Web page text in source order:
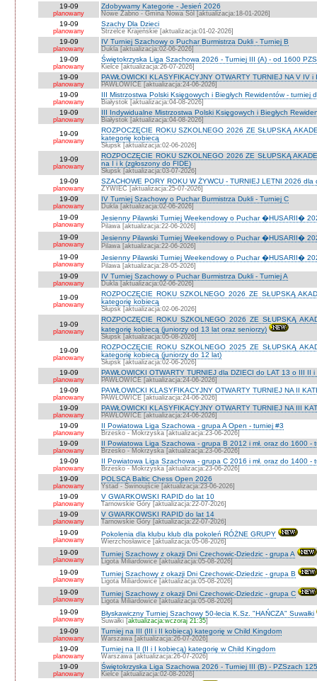
19-09
planowany
Zdobywamy Kategorie - Jesień 2026
Nowe Żabno - Gmina Nowa Sól [aktualizacja:18-01-2026]
19-09
planowany
Szachy Dla Dzieci
Strzelce Krajeńskie [aktualizacja:01-02-2026]
19-09
planowany
IV Turniej Szachowy o Puchar Burmistrza Dukli - Turniej B
Dukla [aktualizacja:02-06-2026]
19-09
planowany
Świętokrzyska Liga Szachowa 2026 - Turniej III (A) - od 1600
Kielce [aktualizacja:26-07-2026]
19-09
planowany
PAWŁOWICKI KLASYFIKACYJNY OTWARTY TURNIEJ NA V IV i
PAWŁOWICE [aktualizacja:24-06-2026]
19-09
planowany
III Mistrzostwa Polski Księgowych i Biegłych Rewidentów - turniej
Białystok [aktualizacja:04-08-2026]
19-09
planowany
III Indywidualne Mistrzostwa Polski Księgowych i Biegłych
Białystok [aktualizacja:04-08-2026]
19-09
planowany
ROZPOCZĘCIE ROKU SZKOLNEGO 2026 ZE SŁUPSKĄ
kategorię kobiecą
Słupsk [aktualizacja:02-06-2026]
19-09
planowany
ROZPOCZĘCIE ROKU SZKOLNEGO 2026 ZE SŁUPSKĄ
na I i k (zgłoszony do FIDE)
Słupsk [aktualizacja:03-07-2026]
19-09
planowany
SZACHOWE PORY ROKU W ŻYWCU - TURNIEJ LETNI 2026 dla
ŻYWIEC [aktualizacja:25-07-2026]
19-09
planowany
IV Turniej Szachowy o Puchar Burmistrza Dukli - Turniej C
Dukla [aktualizacja:02-06-2026]
19-09
planowany
Jesienny Pilawski Turniej Weekendowy o Puchar �HUSARII�
Pilawa [aktualizacja:22-06-2026]
19-09
planowany
Jesienny Pilawski Turniej Weekendowy o Puchar �HUSARII�
Pilawa [aktualizacja:22-06-2026]
19-09
planowany
Jesienny Pilawski Turniej Weekendowy o Puchar �HUSARII�
Pilawa [aktualizacja:28-05-2026]
19-09
planowany
IV Turniej Szachowy o Puchar Burmistrza Dukli - Turniej A
Dukla [aktualizacja:02-06-2026]
19-09
planowany
ROZPOCZĘCIE ROKU SZKOLNEGO 2026 ZE SŁUPSKĄ
kategorię kobiecą
Słupsk [aktualizacja:02-06-2026]
19-09
planowany
ROZPOCZĘCIE ROKU SZKOLNEGO 2026 ZE SŁUPSKĄ
kategorię kobiecą (juniorzy od 13 lat oraz seniorzy)
Słupsk [aktualizacja:05-08-2026]
19-09
planowany
ROZPOCZĘCIE ROKU SZKOLNEGO 2025 ZE SŁUPSKĄ
kategorię kobiecą (juniorzy do 12 lat)
Słupsk [aktualizacja:02-06-2026]
19-09
planowany
PAWŁOWICKI OTWARTY TURNIEJ dla DZIECI do LAT 13 o III II
PAWŁOWICE [aktualizacja:24-06-2026]
19-09
planowany
PAWŁOWICKI KLASYFIKACYJNY OTWARTY TURNIEJ NA II
PAWŁOWICE [aktualizacja:24-06-2026]
19-09
planowany
PAWŁOWICKI KLASYFIKACYJNY OTWARTY TURNIEJ NA III
PAWŁOWICE [aktualizacja:24-06-2026]
19-09
planowany
II Powiatowa Liga Szachowa - grupa A Open - turniej #3
Brzesko - Mokrzyska [aktualizacja:23-06-2026]
19-09
planowany
II Powiatowa Liga Szachowa - grupa B 2012 i mł. oraz do 1600 -
Brzesko - Mokrzyska [aktualizacja:23-06-2026]
19-09
planowany
II Powiatowa Liga Szachowa - grupa C 2016 i mł. oraz do 1400 -
Brzesko - Mokrzyska [aktualizacja:23-06-2026]
19-09
planowany
POLSCA Baltic Chess Open 2026
Ystad - Świnoujście [aktualizacja:23-06-2026]
19-09
planowany
V GWARKOWSKI RAPID do lat 10
Tarnowskie Góry [aktualizacja:22-07-2026]
19-09
planowany
V GWARKOWSKI RAPID do lat 14
Tarnowskie Góry [aktualizacja:22-07-2026]
19-09
planowany
Pokolenia dla klubu klub dla pokoleń RÓŻNE GRUPY
Wierzchosławice [aktualizacja:05-08-2026]
19-09
planowany
Turniej Szachowy z okazji Dni Czechowic-Dziedzic - grupa A
Ligota Miliardowice [aktualizacja:05-08-2026]
19-09
planowany
Turniej Szachowy z okazji Dni Czechowic-Dziedzic - grupa B
Ligota Miliardowice [aktualizacja:05-08-2026]
19-09
planowany
Turniej Szachowy z okazji Dni Czechowic-Dziedzic - grupa C
Ligota Miliardowice [aktualizacja:05-08-2026]
19-09
planowany
Błyskawiczny Turniej Szachowy 50-lecia K.Sz. "HAŃCZA" Suwałki
Suwałki [aktualizacja:wczoraj 21:35]
19-09
planowany
Turniej na III (III i II kobiecą) kategorię w Child Kingdom
Warszawa [aktualizacja:26-07-2026]
19-09
planowany
Turniej na II (II i I kobiecą) kategorię w Child Kingdom
Warszawa [aktualizacja:26-07-2026]
19-09
planowany
Świętokrzyska Liga Szachowa 2026 - Turniej III (B) - PZSzach
Kielce [aktualizacja:02-08-2026]